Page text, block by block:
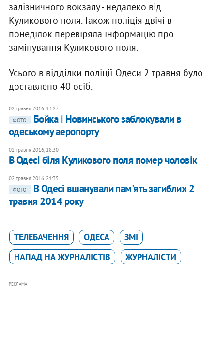
залізничного вокзалу - недалеко від
Куликового поля. Також поліція двічі в
понеділок перевіряла інформацію про
замінування Куликового поля.
Усього в відділки поліції Одеси 2 травня було
доставлено 40 осіб.
02 травня 2016, 13:27
ФОТО
Бойка і Новинського заблокували в
одеському аеропорту
02 травня 2016, 18:30
В Одесі біля Куликового поля помер чоловік
02 травня 2016, 21:35
ФОТО
В Одесі вшанували пам'ять загиблих 2
травня 2014 року
ТЕЛЕБАЧЕННЯ ОДЕСА
ЗМІ
НАПАД НА ЖУРНАЛІСТІВ
ЖУРНАЛІСТИ
РЕКЛАМА